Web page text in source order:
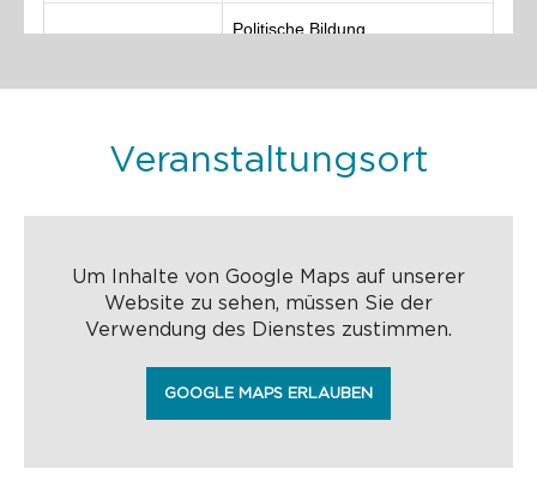
Veranstaltungsort
Um Inhalte von Google Maps auf unserer
Website zu sehen, müssen Sie der
Verwendung des Dienstes zustimmen.
GOOGLE MAPS ERLAUBEN